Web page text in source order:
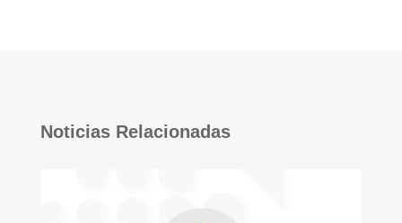
Noticias Relacionadas